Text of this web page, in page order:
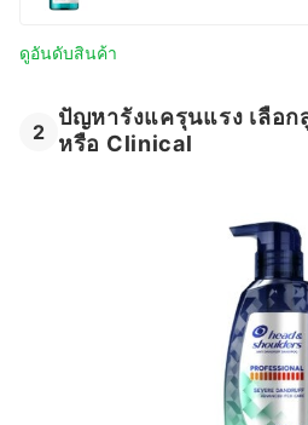
ดูอันดับสินค้า
2
ปัญหารังแครุนแรง เลือ
หรือ Clinical